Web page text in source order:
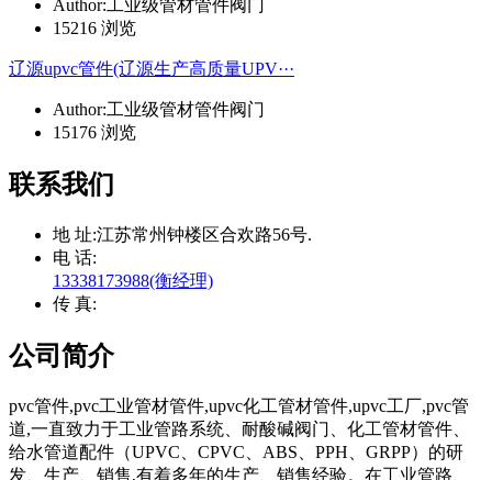
Author:工业级管材管件阀门
15216 浏览
辽源upvc管件(辽源生产高质量UPV···
Author:工业级管材管件阀门
15176 浏览
联系我们
地 址:江苏常州钟楼区合欢路56号.
电 话:
13338173988(衡经理)
传 真:
公司简介
pvc管件,pvc工业管材管件,upvc化工管材管件,upvc工厂,pvc管
道,一直致力于工业管路系统、耐酸碱阀门、化工管材管件、
给水管道配件（UPVC、CPVC、ABS、PPH、GRPP）的研
发、生产、销售,有着多年的生产、销售经验。在工业管路、